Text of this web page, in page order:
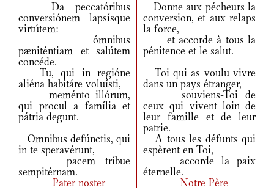
Da peccatóribus
conversiónem lapsísque
virtútem:
Donne aux pécheurs la
conversion, et aux relaps
la force,
—ómnibus
pæniténtiam et salútem
concéde.
— et accorde à tous la
pénitence et le salut.
Tu, qui in regióne
aliéna habitáre voluísti,
Toi qui as voulu vivre
dans un pays étranger,
—meménto illórum,
qui procul a família et
pátria degunt.
— souviens-Toi de
ceux qui vivent loin de
leur famille et de leur
patrie.
Omnibus defúnctis, qui
in te speravérunt,
A tous les défunts qui
espèrent en Toi,
— pacem tríbue
sempitérnam.
—accorde la paix
éternelle.
Pater noster
Notre Père